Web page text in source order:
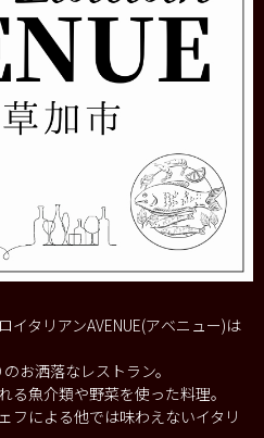
タリアンAVENUE(アベニュー)は
お洒落なレストラン。
る魚介類や野菜を使った料理。
フによる他では味わえないイタリ